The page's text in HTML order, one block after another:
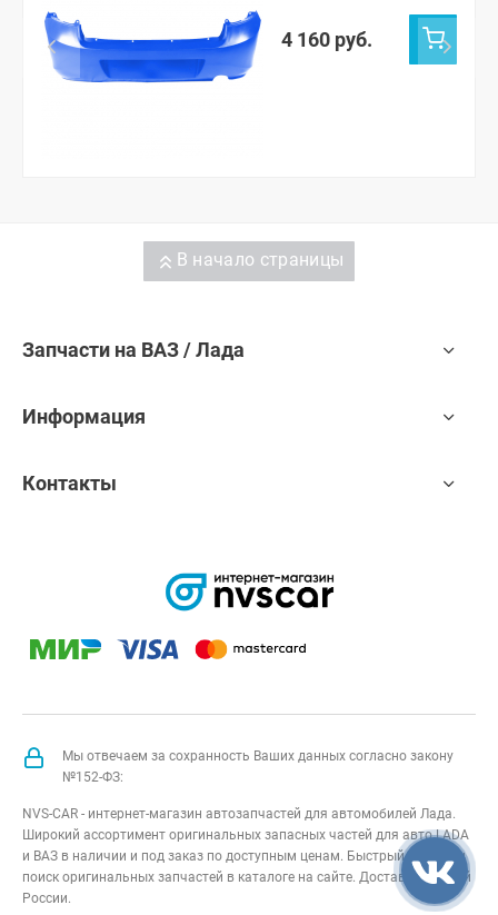
4 160 руб.
В начало страницы
Запчасти на ВАЗ / Лада
Информация
Контакты
Мы отвечаем за сохранность Ваших данных согласно закону
№152-ФЗ:
NVS-CAR - интернет-магазин автозапчастей для автомобилей Лада.
Широкий ассортимент оригинальных запасных частей для авто LADA
и ВАЗ в наличии и под заказ по доступным ценам. Быстрый подбор и
поиск оригинальных запчастей в каталоге на сайте. Доставка по всей
России.